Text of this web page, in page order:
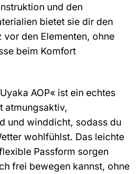
und den
bietet sie dir den
vor den Elementen, ohne
beim Komfort
AOP« ist ein echtes
atmungsaktiv,
und winddicht, sodass du
wohlfühlst. Das leichte
Passform sorgen
frei bewegen kannst, ohne